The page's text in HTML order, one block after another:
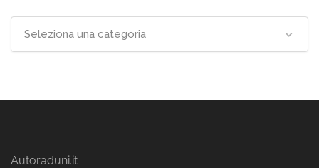
Seleziona una categoria
Autoraduni.it